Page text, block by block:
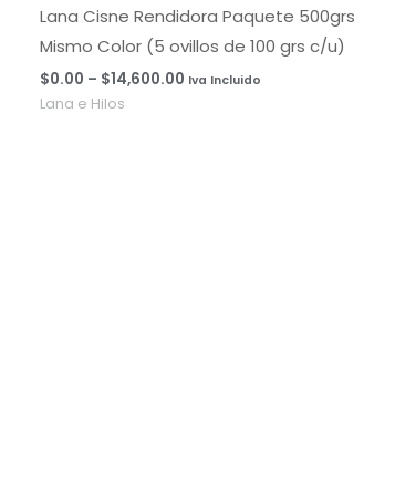
Lana Cisne Rendidora Paquete 500grs
Mismo Color (5 ovillos de 100 grs c/u)
$0.00 – $14,600.00
$0.00
$14,600.00
Iva Incluido
Lana e Hilos